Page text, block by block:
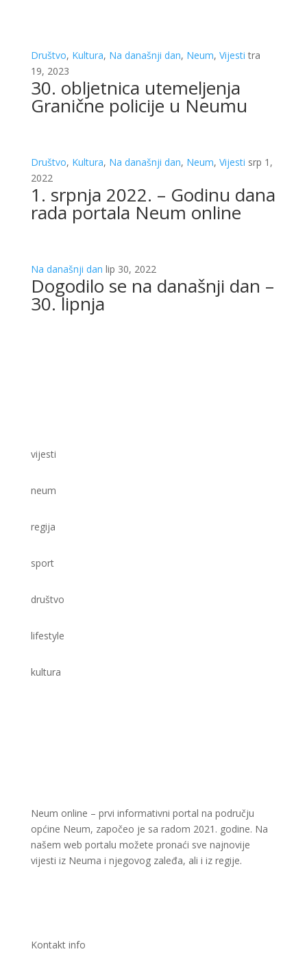
Društvo, Kultura, Na današnji dan, Neum, Vijesti tra
19, 2023
30. obljetnica utemeljenja
Granične policije u Neumu
Društvo, Kultura, Na današnji dan, Neum, Vijesti srp 1,
2022
1. srpnja 2022. – Godinu dana
rada portala Neum online
Na današnji dan lip 30, 2022
Dogodilo se na današnji dan –
30. lipnja
vijesti
neum
regija
sport
društvo
lifestyle
kultura
Neum online – prvi informativni portal na području
općine Neum, započeo je sa radom 2021. godine. Na
našem web portalu možete pronaći sve najnovije
vijesti iz Neuma i njegovog zaleđa, ali i iz regije.
Kontakt info